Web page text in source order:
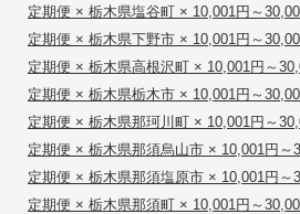
定期便 × 栃木県塩谷町 × 10,001円～
定期便 × 栃木県下野市 × 10,001円～
定期便 × 栃木県高根沢町 × 10,001円～
定期便 × 栃木県栃木市 × 10,001円～
定期便 × 栃木県那珂川町 × 10,001円～
定期便 × 栃木県那須烏山市 × 10,001円～
定期便 × 栃木県那須塩原市 × 10,001円～
定期便 × 栃木県那須町 × 10,001円～